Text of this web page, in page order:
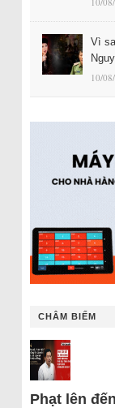
Vì
10/
CHÂM BIẾM
Phạt lên